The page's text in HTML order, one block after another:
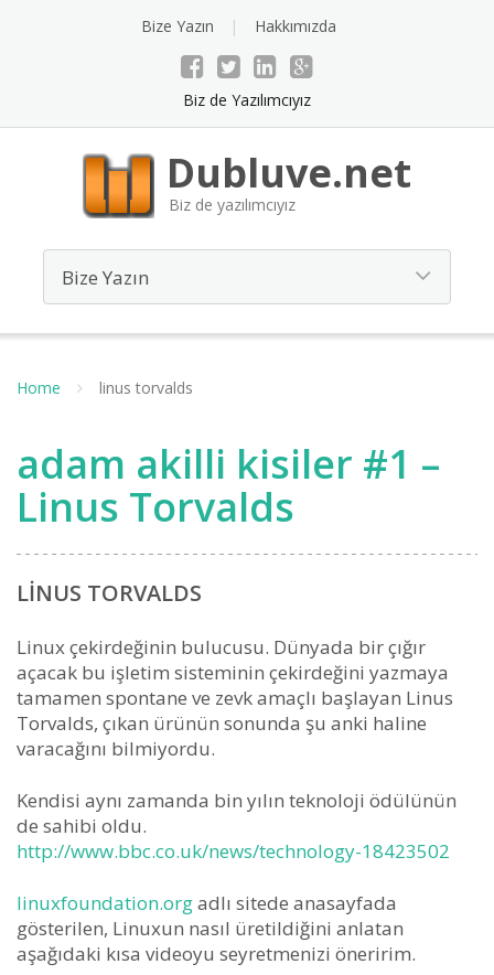
Bize Yazın Hakkımızda
Biz de Yazılımcıyız
Dubluve.net
Biz de yazılımcıyız
Home linus torvalds
adam akilli kisiler #1 –
Linus Torvalds
LINUS TORVALDS
Linux çekirdeğinin bulucusu. Dünyada bir çığır
açacak bu işletim sisteminin çekirdeğini yazmaya
tamamen spontane ve zevk amaçlı başlayan Linus
Torvalds, çıkan ürünün sonunda şu anki haline
varacağını bilmiyordu.
Kendisi aynı zamanda bin yılın teknoloji ödülünün
de sahibi oldu.
http://www.bbc.co.uk/news/technology-18423502
linuxfoundation.orgadlı sitede anasayfada
gösterilen, Linuxun nasıl üretildiğini anlatan
aşağıdaki kısa videoyu seyretmenizi öneririm.